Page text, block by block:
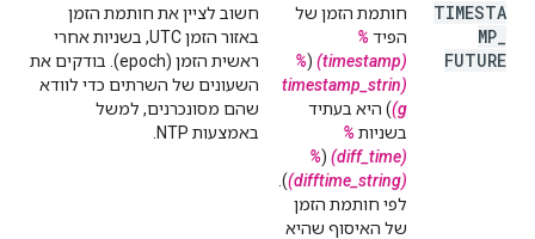
TIMESTA
MP
FUTURE
חותמת הזמן של
הפיד %
(timestamp)
(
%
(timestamp_strin
g) ) היא בעתיד
בשניות %
(diff_time)
(
%
(difftime_string)
).
לפי חותמת הזמן
של האיסוף שהיא
חשוב לציין את חותמת הזמן
באזור הזמן UTC, בשניות אחרי
ראשית הזמן (epoch). בודקים את
השעונים של השרתים כדי לוודא
שהם מסונכרנים, למשל
באמצעות NTP.